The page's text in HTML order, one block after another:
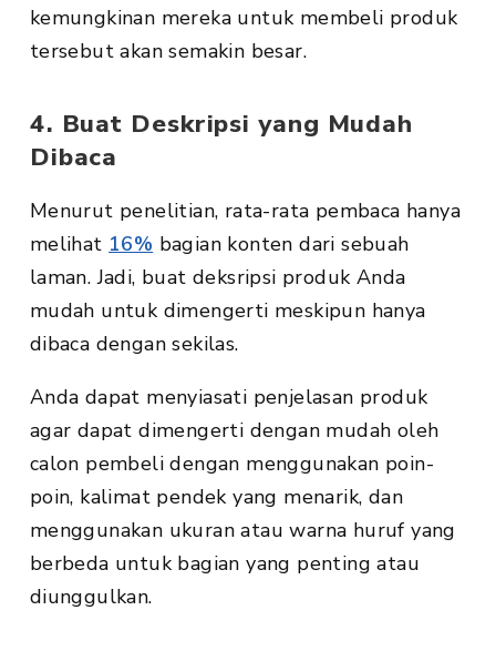
kemungkinan mereka untuk membeli produk
tersebut akan semakin besar.
4. Buat Deskripsi yang Mudah
Dibaca
Menurut penelitian, rata-rata pembaca hanya
melihat 16% bagian konten dari sebuah
laman. Jadi, buat deksripsi produk Anda
mudah untuk dimengerti meskipun hanya
dibaca dengan sekilas.
Anda dapat menyiasati penjelasan produk
agar dapat dimengerti dengan mudah oleh
calon pembeli dengan menggunakan poin-
poin, kalimat pendek yang menarik, dan
menggunakan ukuran atau warna huruf yang
berbeda untuk bagian yang penting atau
diunggulkan.